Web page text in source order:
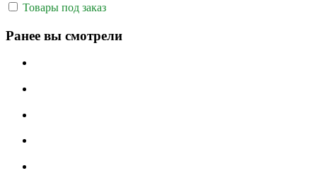
Товары под заказ
Ранее вы смотрели